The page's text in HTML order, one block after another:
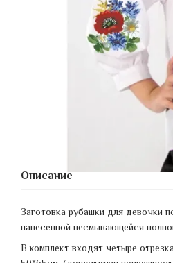
Описание
Заготовка рубашки для девочки
нанесенной несмывающейся
В комплект входят четыре